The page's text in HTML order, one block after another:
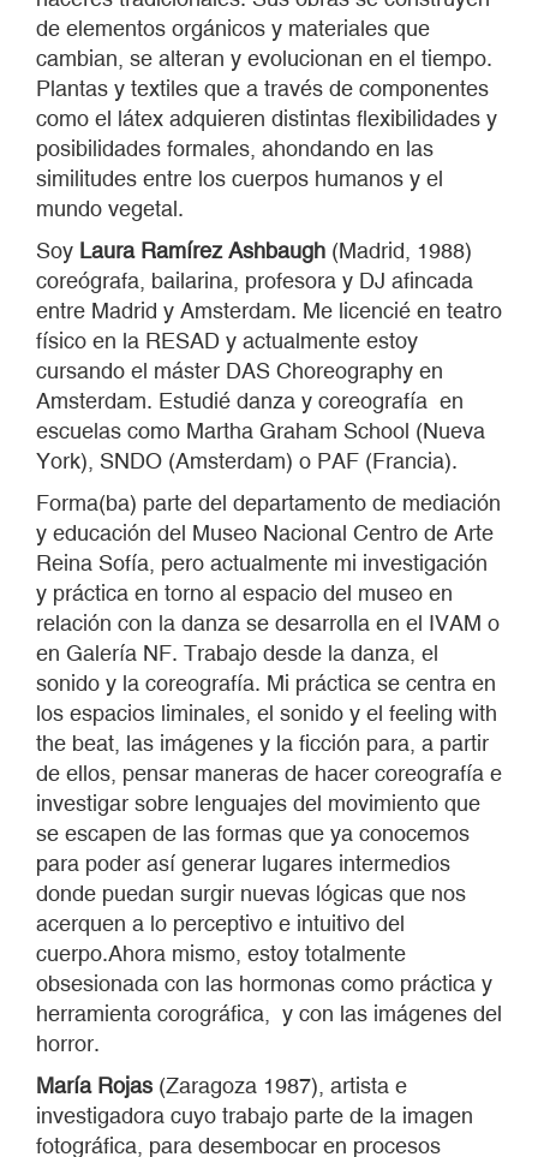
de elementos orgánicos y materiales que
cambian, se alteran y evolucionan en el tiempo.
Plantas y textiles que a través de componentes
como el látex adquieren distintas flexibilidades y
posibilidades formales, ahondando en las
similitudes entre los cuerpos humanos y el
mundo vegetal.
Soy Laura Ramírez Ashbaugh (Madrid, 1988)
coreógrafa, bailarina, profesora y DJ afincada
entre Madrid y Amsterdam. Me licencié en teatro
físico en la RESAD y actualmente estoy
cursando el máster DAS Choreography en
Amsterdam. Estudié danza y coreografía en
escuelas como Martha Graham School (Nueva
York), SNDO (Amsterdam) o PAF (Francia).
Forma(ba) parte del departamento de mediación
y educación del Museo Nacional Centro de Arte
Reina Sofía, pero actualmente mi investigación
y práctica en torno al espacio del museo en
relación con la danza se desarrolla en el IVAM o
en Galería NF. Trabajo desde la danza, el
sonido y la coreografía. Mi práctica se centra en
los espacios liminales, el sonido y el feeling with
the beat, las imágenes y la ficción para, a partir
de ellos, pensar maneras de hacer coreografía e
investigar sobre lenguajes del movimiento que
se escapen de las formas que ya conocemos
para poder así generar lugares intermedios
donde puedan surgir nuevas lógicas que nos
acerquen a lo perceptivo e intuitivo del
cuerpo.Ahora mismo, estoy totalmente
obsesionada con las hormonas como práctica y
herramienta corográfica, y con las imágenes del
horror.
María Rojas (Zaragoza 1987), artista e
investigadora cuyo trabajo parte de la imagen
fotográfica, para desembocar en procesos